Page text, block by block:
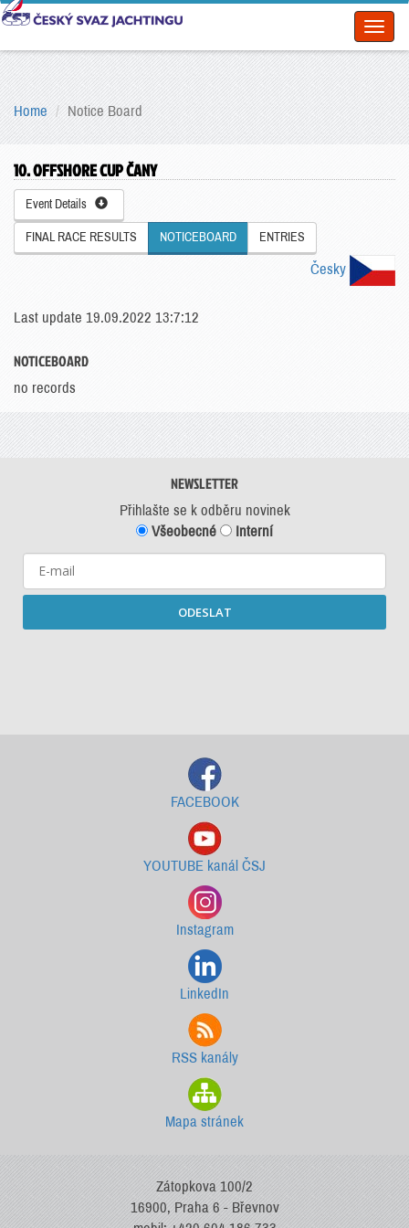
Home Notice Board
10. OFFSHORE CUP ČANY
Event Details
FINAL RACE RESULTS NOTICEBOARD ENTRIES
Česky
Last update 19.09.2022 13:7:12
NOTICEBOARD
no records
NEWSLETTER
Přihlašte se k odběru novinek
Všeobecné
Interní
ODESLAT
FACEBOOK
YOUTUBE kanál ČSJ
Instagram
LinkedIn
RSS kanály
Mapa stránek
Zátopkova 100/2
16900, Praha 6 - Břevnov